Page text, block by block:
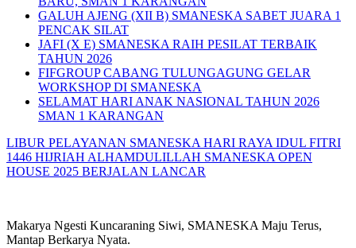
GALUH AJENG (XII B) SMANESKA SABET JUARA 1
PENCAK SILAT
JAFI (X E) SMANESKA RAIH PESILAT TERBAIK
TAHUN 2026
FIFGROUP CABANG TULUNGAGUNG GELAR
WORKSHOP DI SMANESKA
SELAMAT HARI ANAK NASIONAL TAHUN 2026
SMAN 1 KARANGAN
LIBUR PELAYANAN SMANESKA HARI RAYA IDUL FITRI
1446 HIJRIAH ALHAMDULILLAH SMANESKA OPEN
HOUSE 2025 BERJALAN LANCAR
Makarya Ngesti Kuncaraning Siwi, SMANESKA Maju Terus,
Mantap Berkarya Nyata.